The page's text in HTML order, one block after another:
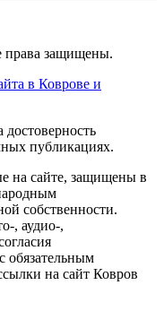
защищены.
достоверность
публикациях.
на сайте, защищены в
собственности.
, аудио-,
обязательным
на сайт Ковров